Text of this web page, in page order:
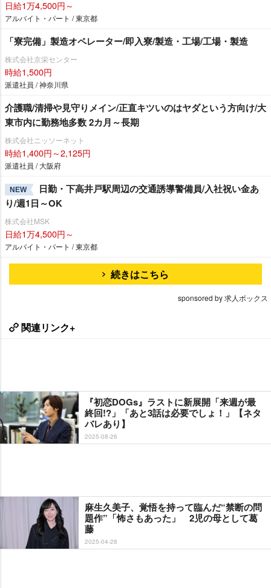
日給1万4,500円～
アルバイト・パート / 東京都
「寮完備」製造オペレーター/即入寮/製造・工場/工場・製造
株式会社京栄センター
時給1,500円
派遣社員 / 神奈川県
介護職/清掃や見守りメイン/正直キツいのはヤダという方向け/大
東市内に勤務地多数 2カ月～長期
株式会社ニッソーネット
時給1,400円～2,125円
派遣社員 / 大阪府
NEW
日勤・下高井戸駅周辺の交通誘導警備員/入社祝い金あ
り/週1日～OK
株式会社MSK
日給1万4,500円～
アルバイト・パート / 東京都
続きはこちら
sponsored by 求人ボックス
関連リンク+
『初恋DOGs』ラストに新展開「来週が最
終回!?」「あと3話は必要でしょ！」【ネタ
バレあり】
2025-08-26
麻生久美子、覚悟を持って臨んだ“禁断の問
題作”「怖さもあった」 2児の母として葛
藤
2025-04-28